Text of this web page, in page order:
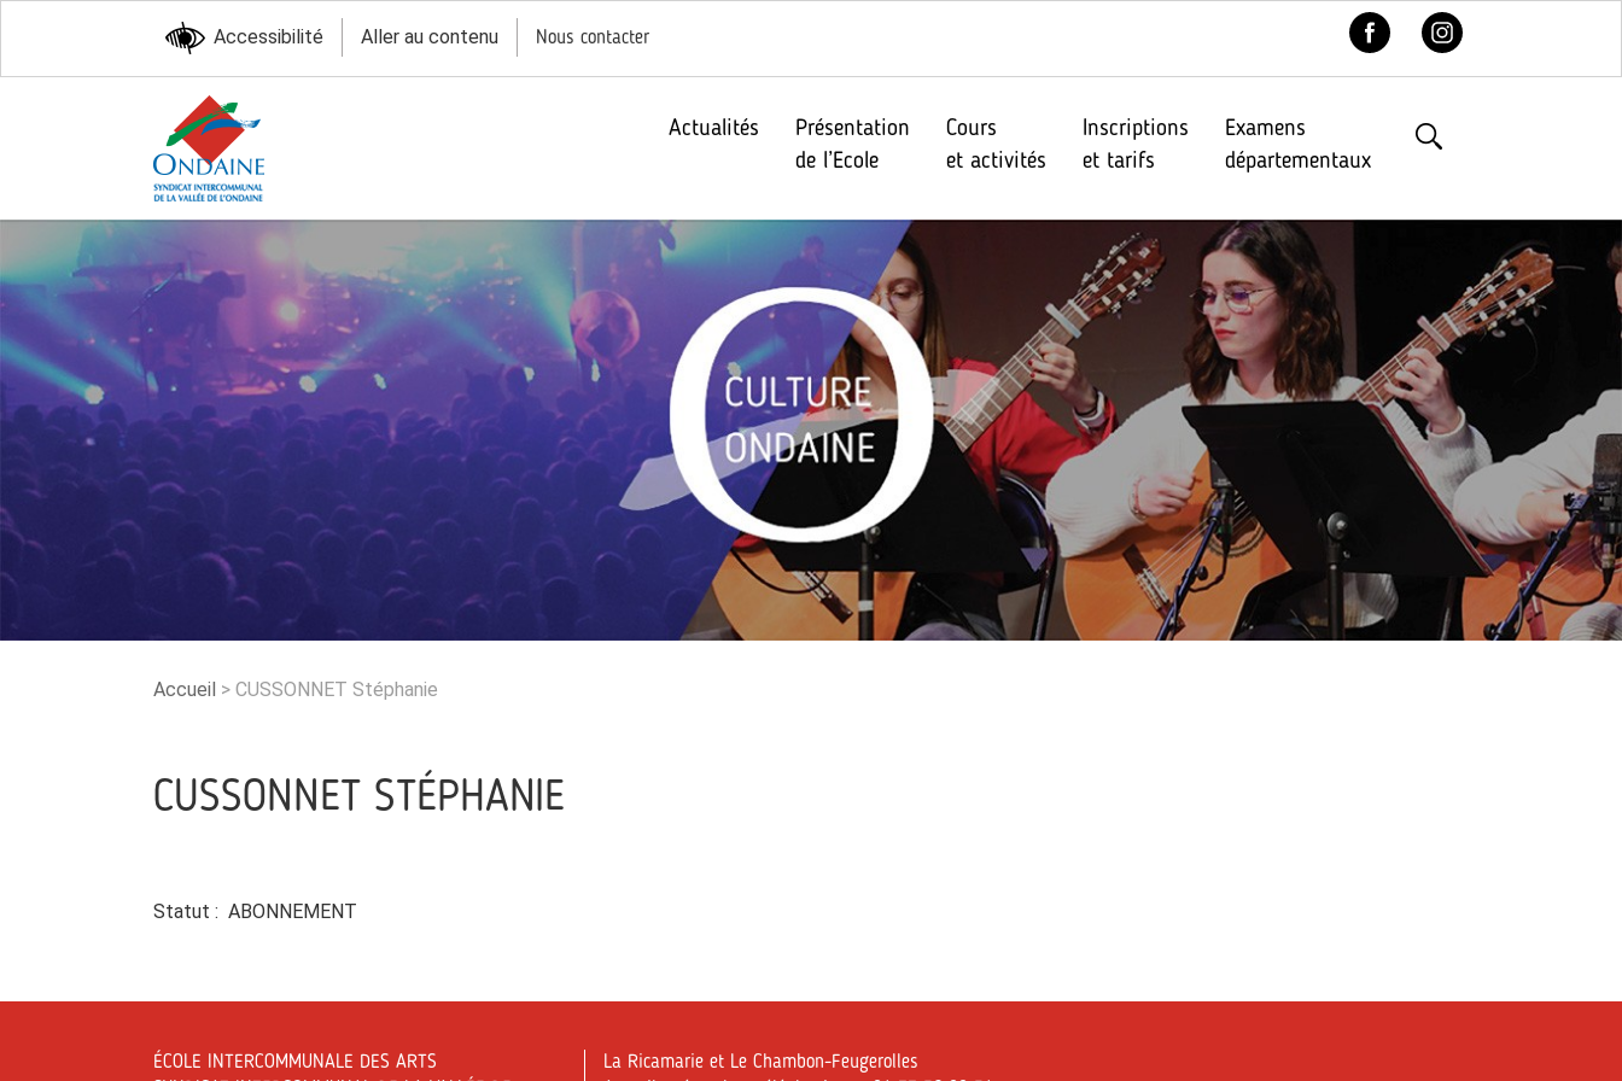
Accessibilité Aller au contenu Nous contacter
Actualités
Présentation
de l’Ecole
Cours
et activités
Inscriptions
et tarifs
Examens
départementaux
Accueil > CUSSONNET Stéphanie
CUSSONNET STÉPHANIE
Statut : ABONNEMENT
ÉCOLE INTERCOMMUNALE DES ARTS
La Ricamarie et Le Chambon-Feugerolles